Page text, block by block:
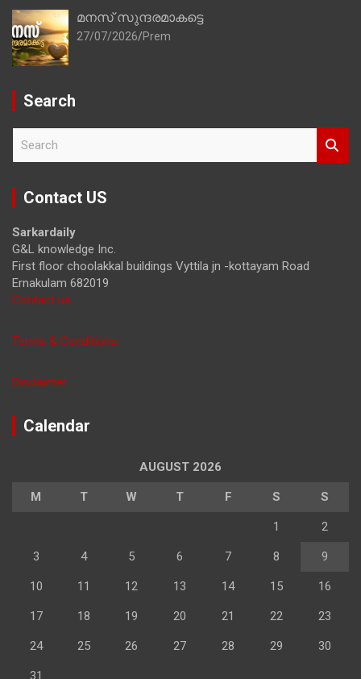
മനസ് സുന്ദരമാകട്ടെ
27/07/2026 Prem
Search
r
Contact US
Sarkardaily
G&L knowledge Inc.
First floor choolakkal buildings Vyttila jn -kottayam Road
Ernakulam 682019
Contact us
Terms & Conditions
Disclaimer
Calendar
AUGUST 2026
M T W T F S S
1 2
3 4 5 6 7 8 9
10 11 12 13 14 15 16
17 18 19 20 21 22 23
24 25 26 27 28 29 30
31